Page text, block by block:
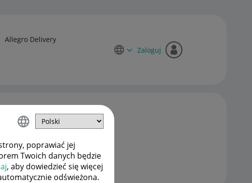
poprawiać jej
Twoich danych będzie
, aby dowiedzieć się więcej
odświeżona.
Allegro Delivery
Zaloguj